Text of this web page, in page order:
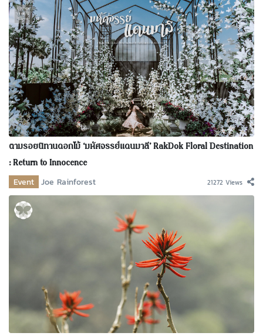
ตามรอยนิทานดอกไม้ ‘มหัศจรรย์แดนมาลี’ RakDok Floral Destination
: Return to Innocence
Event Joe Rainforest 21272 Views